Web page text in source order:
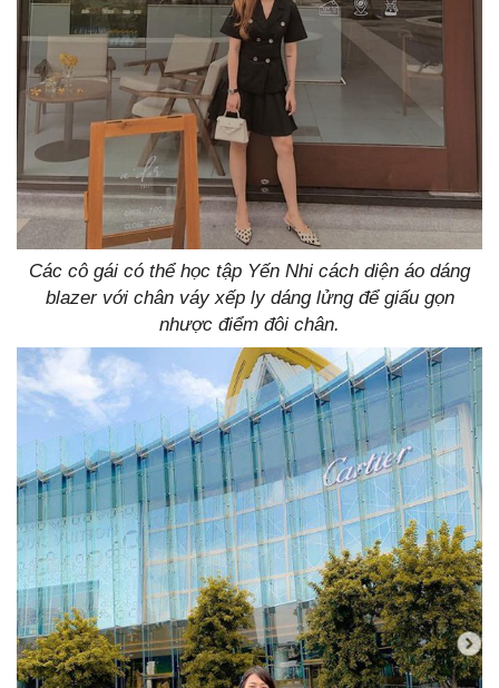
Các cô gái có thể học tập Yến Nhi cách diện áo dáng
blazer với chân váy xếp ly dáng lửng để giấu gọn
nhược điểm đôi chân.